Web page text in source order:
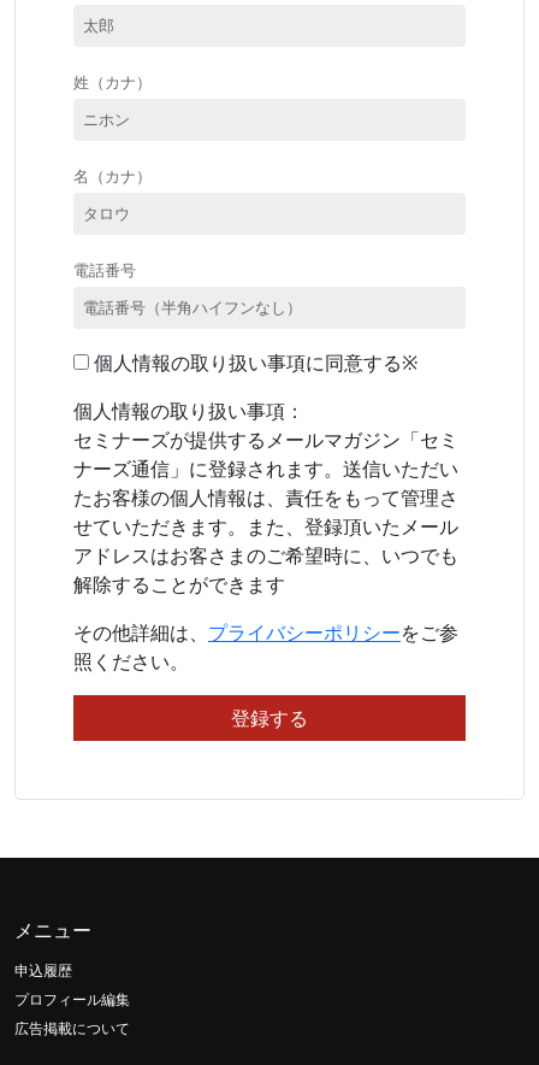
姓（カナ）
名（カナ）
電話番号
個人情報の取り扱い事項に同意する※
個人情報の取り扱い事項：
セミナーズが提供するメールマガジン「セミ
ナーズ通信」に登録されます。送信いただい
たお客様の個人情報は、責任をもって管理さ
せていただきます。また、登録頂いたメール
アドレスはお客さまのご希望時に、いつでも
解除することができます
その他詳細は、 プライバシーポリシーをご参
照ください。
メニュー
申込履歴
プロフィール編集
広告掲載について